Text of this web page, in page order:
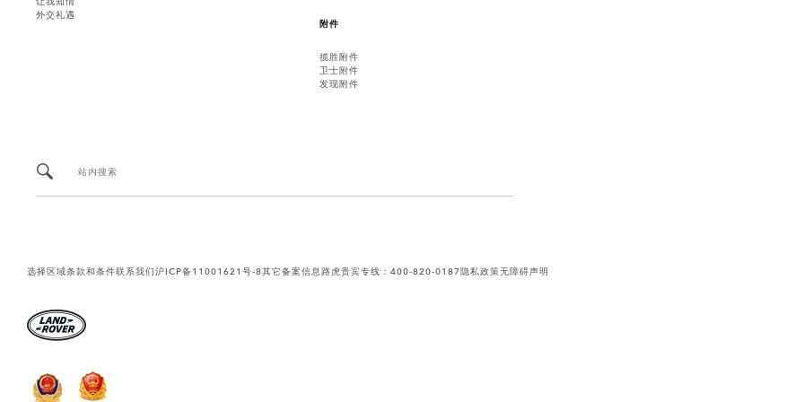
外交礼遇
附件
揽胜附件
卫士附件
发现附件
站内搜索
选择区域条款和条件联系我们沪ICP备11001621号-8其它备案信息路虎贵宾专线：400-820-0187隐私政策无障碍声明